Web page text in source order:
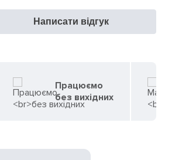
Написати відгук
Працюємо
без вихідних